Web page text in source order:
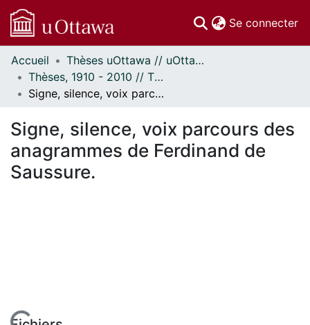
Se connecter
Communautés
et collections
Parcourir
À propos
Accueil
Thèses uOttawa // uOttawa Theses
Thèses, 1910 - 2010 // Theses, 1910 - 2010
Signe, silence, voix parcours des anagrammes de Ferdinand de Saussure.
Signe, silence, voix parcours des
anagrammes de Ferdinand de
Saussure.